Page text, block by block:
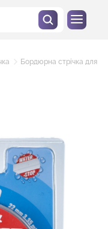
Бордюрна стрічка для